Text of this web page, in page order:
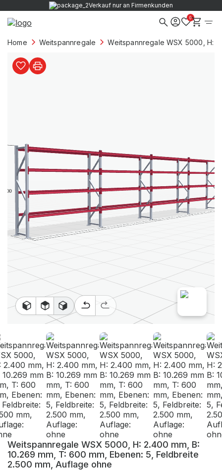
Verkauf nur an Firmenkunden
0
Home Weitspannregale Weitspannregale WSX 5000, H:
Weitspannregale WSX 5000, H: 2.400 mm, B:
10.269 mm, T: 600 mm, Ebenen: 5, Feldbreite
2.500 mm, Auflage ohne